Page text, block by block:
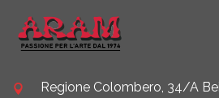
Regione Colombero, 34/A